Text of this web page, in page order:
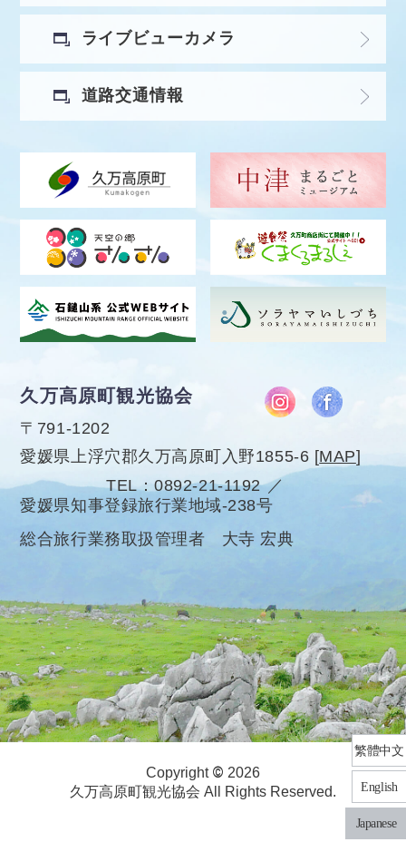
繁體中文
English
Japanese
ライブビューカメラ
道路交通情報
久万高原町観光協会
〒791-1202
愛媛県上浮穴郡久万高原町入野1855-6 [MAP]
TEL
0892-21-1192
愛媛県知事登録旅行業地域-238号
総合旅行業務取扱管理者 大寺 宏典
Copyright © 2026
久万高原町観光協会 All Rights Reserved.